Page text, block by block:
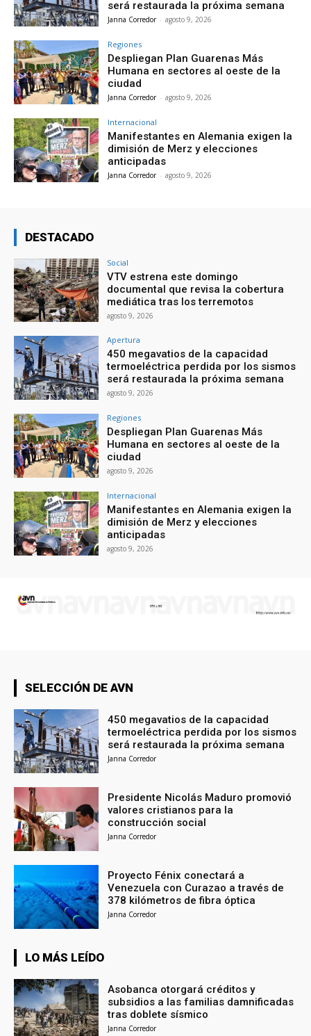
será restaurada la próxima semana
Janna Corredor - agosto 9, 2026
Regiones
Despliegan Plan Guarenas Más
Humana en sectores al oeste de la
ciudad
Janna Corredor - agosto 9, 2026
Internacional
Manifestantes en Alemania exigen la
dimisión de Merz y elecciones
anticipadas
Janna Corredor - agosto 9, 2026
DESTACADO
Social
VTV estrena este domingo
documental que revisa la cobertura
mediática tras los terremotos
agosto 9, 2026
Apertura
450 megavatios de la capacidad
termoeléctrica perdida por los sismos
será restaurada la próxima semana
agosto 9, 2026
Regiones
Despliegan Plan Guarenas Más
Humana en sectores al oeste de la
ciudad
agosto 9, 2026
Internacional
Manifestantes en Alemania exigen la
dimisión de Merz y elecciones
anticipadas
agosto 9, 2026
SELECCIÓN DE AVN
450 megavatios de la capacidad
termoeléctrica perdida por los sismos
será restaurada la próxima semana
Janna Corredor
Presidente Nicolás Maduro promovió
valores cristianos para la
construcción social
Janna Corredor
Proyecto Fénix conectará a
Venezuela con Curazao a través de
378 kilómetros de fibra óptica
Janna Corredor
LO MÁS LEÍDO
Asobanca otorgará créditos y
subsidios a las familias damnificadas
tras doblete sísmico
Janna Corredor